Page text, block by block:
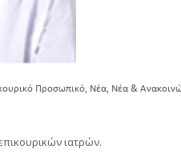
Προσωπικό, Νέα, Νέα &
ιατρών.